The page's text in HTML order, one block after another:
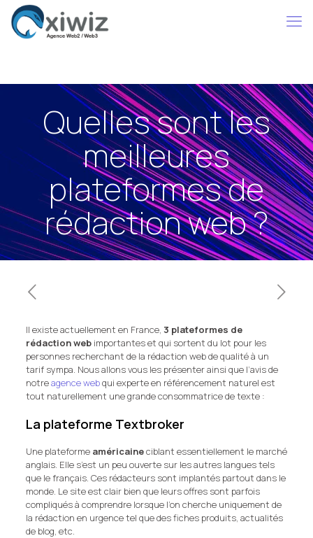
Quelles sont les
meilleures
plateformes de
rédaction web ?
Il existe actuellement en France, 3 plateformes de
rédaction web importantes et qui sortent du lot pour les
personnes recherchant de la rédaction web de qualité à un
tarif sympa. Nous allons vous les présenter ainsi que l’avis de
notreagence webqui experte en référencement naturel est
tout naturellement une grande consommatrice de texte :
La plateforme Textbroker
Une plateforme américaineciblant essentiellement le marché
anglais. Elle s’est un peu ouverte sur les autres langues tels
que le français. Ces rédacteurs sont implantés partout dans le
monde. Le site est clair bien que leurs offres sont parfois
compliqués à comprendre lorsque l’on cherche uniquement de
la rédaction en urgence tel que des fiches produits, actualités
de blog, etc.